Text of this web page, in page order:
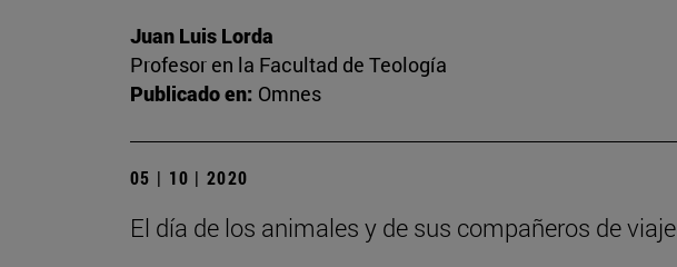
Juan Luis Lorda
Profesor en la Facultad de Teología
Publicado en: Omnes
05 | 10 | 2020
El día de los animales y de sus compañeros de viaje